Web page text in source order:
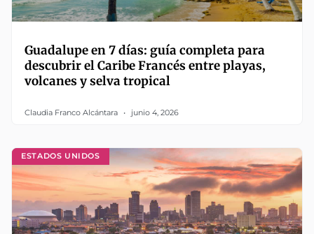
Guadalupe en 7 días: guía completa para
descubrir el Caribe Francés entre playas,
volcanes y selva tropical
Claudia Franco Alcántara junio 4, 2026
ESTADOS UNIDOS